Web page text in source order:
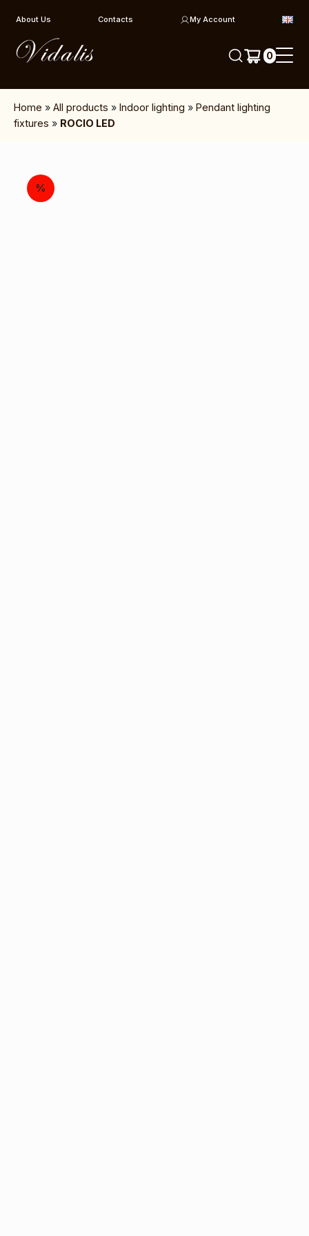
About Us Contacts My Account
0
Home »All products »Indoor lighting »Pendant lighting
fixtures » ROCIO LED
%